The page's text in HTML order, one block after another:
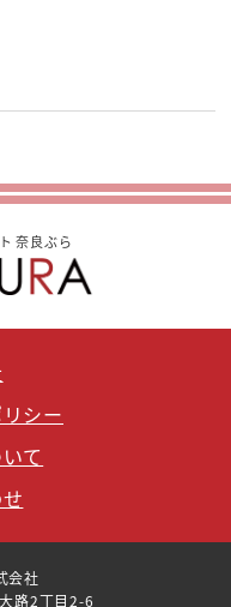
奈良ぶら
シー
て
会社
路2丁目2-6